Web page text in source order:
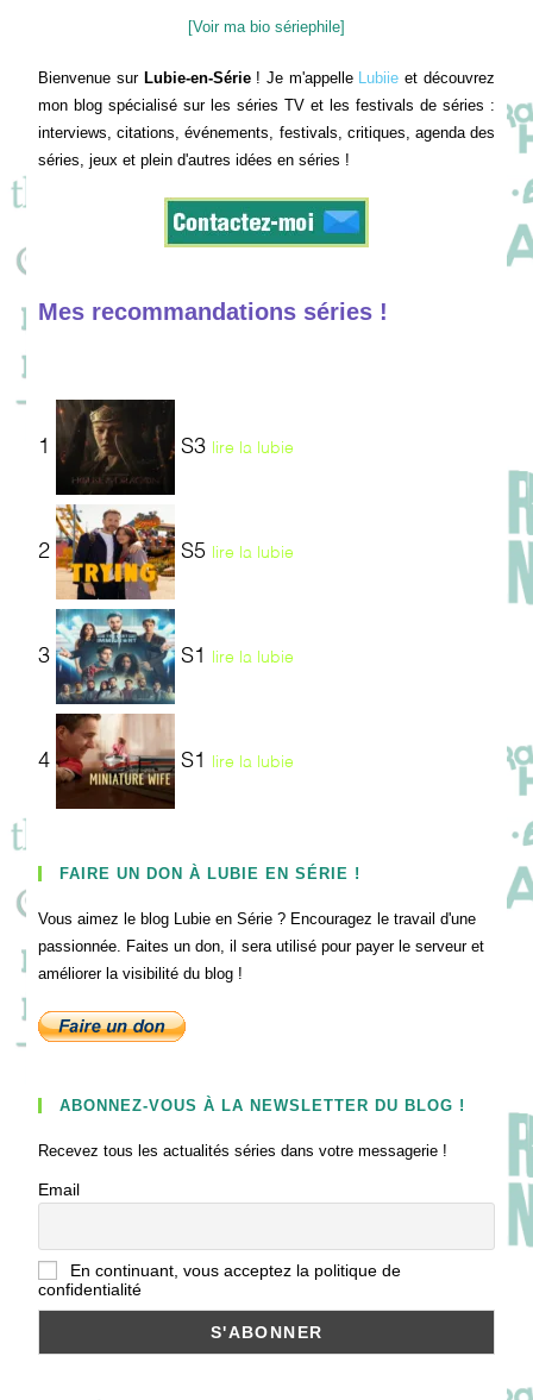
[Voir ma bio sériephile]
Bienvenue sur Lubie-en-Série! Je m'appelle Lubiie et découvrez
mon blog spécialisé sur les séries TV et les festivals de séries :
interviews, citations, événements, festivals, critiques, agenda des
séries, jeux et plein d'autres idées en séries !
Mes recommandations séries !
1 S3 lire la lubie
2 S5 lire la lubie
3 S1 lire la lubie
4 S1 lire la lubie
FAIRE UN DON À LUBIE EN SÉRIE !
Vous aimez le blog Lubie en Série ? Encouragez le travail d'une
passionnée. Faites un don, il sera utilisé pour payer le serveur et
améliorer la visibilité du blog !
ABONNEZ-VOUS À LA NEWSLETTER DU BLOG !
Recevez tous les actualités séries dans votre messagerie !
Email
En continuant, vous acceptez la politique de
confidentialité